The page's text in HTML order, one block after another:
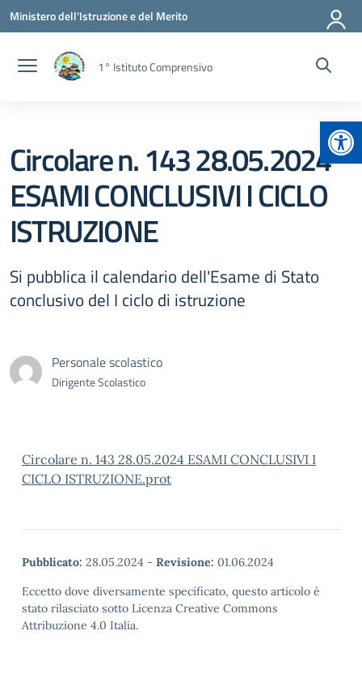
Vai ai contenuti
Vai al menu di navigazione
Vai al footer
Ministero dell'Istruzione e del Merito
1° Istituto Comprensivo
Circolare n. 143 28.05.2024
ESAMI CONCLUSIVI I CICLO
ISTRUZIONE
Si pubblica il calendario dell'Esame di Stato
conclusivo del I ciclo di istruzione
Personale scolastico
Dirigente Scolastico
Circolare n. 143 28.05.2024 ESAMI CONCLUSIVI I
CICLO ISTRUZIONE.prot
Pubblicato: 28.05.2024 - Revisione: 01.06.2024
Eccetto dove diversamente specificato, questo articolo è
stato rilasciato sotto Licenza Creative Commons
Attribuzione 4.0 Italia.